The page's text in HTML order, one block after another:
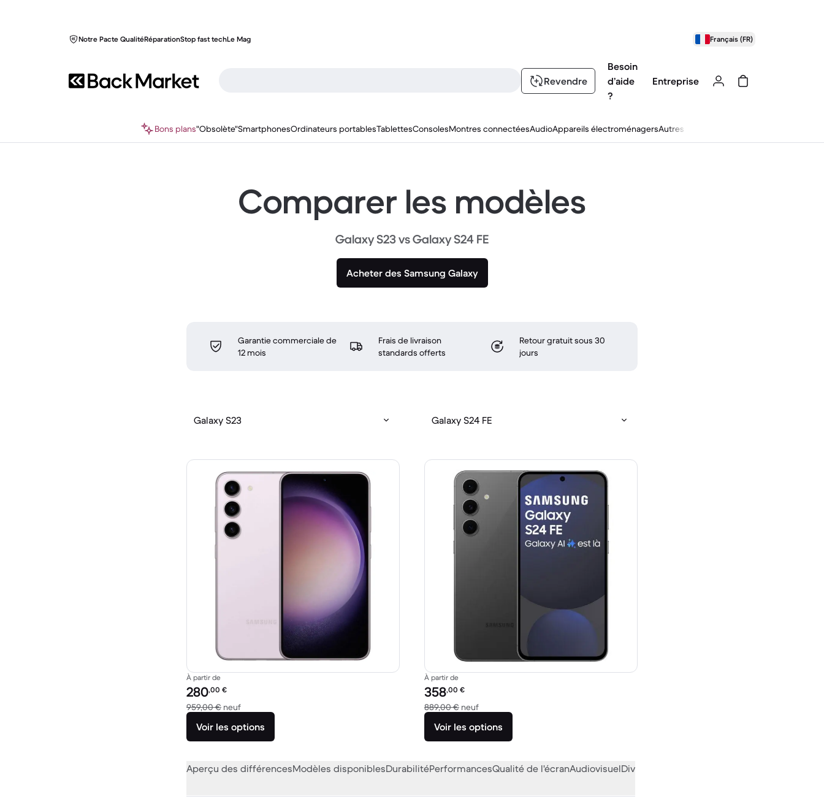
Notre Pacte QualitéRéparationStop fast techLe Mag Français (FR)
Revendre
Besoin
d’aide
?
Entreprise
Bons plans"Obsolète"SmartphonesOrdinateurs portablesTablettesConsolesMontres connectéesAudioAppareils électroménagersAutres
Comparer les modèles
Galaxy S23 vs Galaxy S24 FE
Acheter des Samsung Galaxy
Garantie commerciale de
12 mois
Frais de livraison
standards offerts
Retour gratuit sous 30
jours
Galaxy S23 Galaxy S24 FE
À partir de
Prix reconditionné :
280,00 €
959,00 € neufcontre 959,00 € neuf
Voir les options
À partir de
Prix reconditionné :
358,00 €
889,00 € neufcontre 889,00 € neuf
Voir les options
Aperçu des différencesModèles disponiblesDurabilitéPerformancesQualité de l'écranAudiovisuelDivers